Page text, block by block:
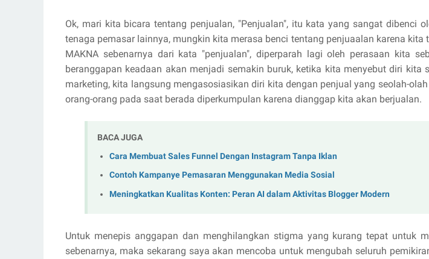
Ok, mari kita bicara tentang penjualan, "Penjualan", itu kata yang sangat dibenci
tenaga pemasar lainnya, mungkin kita merasa benci tentang penjuaalan karena kita
MAKNA sebenarnya dari kata "penjualan", diperparah lagi oleh perasaan kita
beranggapan keadaan akan menjadi semakin buruk, ketika kita menyebut diri kita
marketing, kita langsung mengasosiasikan diri kita dengan penjual yang seolah-
orang-orang pada saat berada diperkumpulan karena dianggap kita akan berjualan.
BACA JUGA
Cara Membuat Sales Funnel Dengan Instagram Tanpa Iklan
Contoh Kampanye Pemasaran Menggunakan Media Sosial
Meningkatkan Kualitas Konten: Peran AI dalam Aktivitas Blogger Modern
Untuk menepis anggapan dan menghilangkan stigma yang kurang tepat untuk
sebenarnya, maka sekarang saya akan mencoba untuk mengubah seluruh